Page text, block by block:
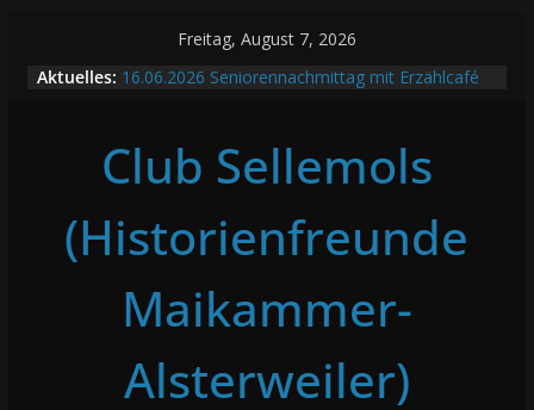
Freitag, August 7, 2026
Aktuelles: 16.06.2026 Seniorennachmittag mit Erzählcafé
Stammtisch Juli 2026
Beitrag des Monats Juli 2026: Bildernachlese
Club Sellemols
(Historienfreunde
Maikammer-
Alsterweiler)